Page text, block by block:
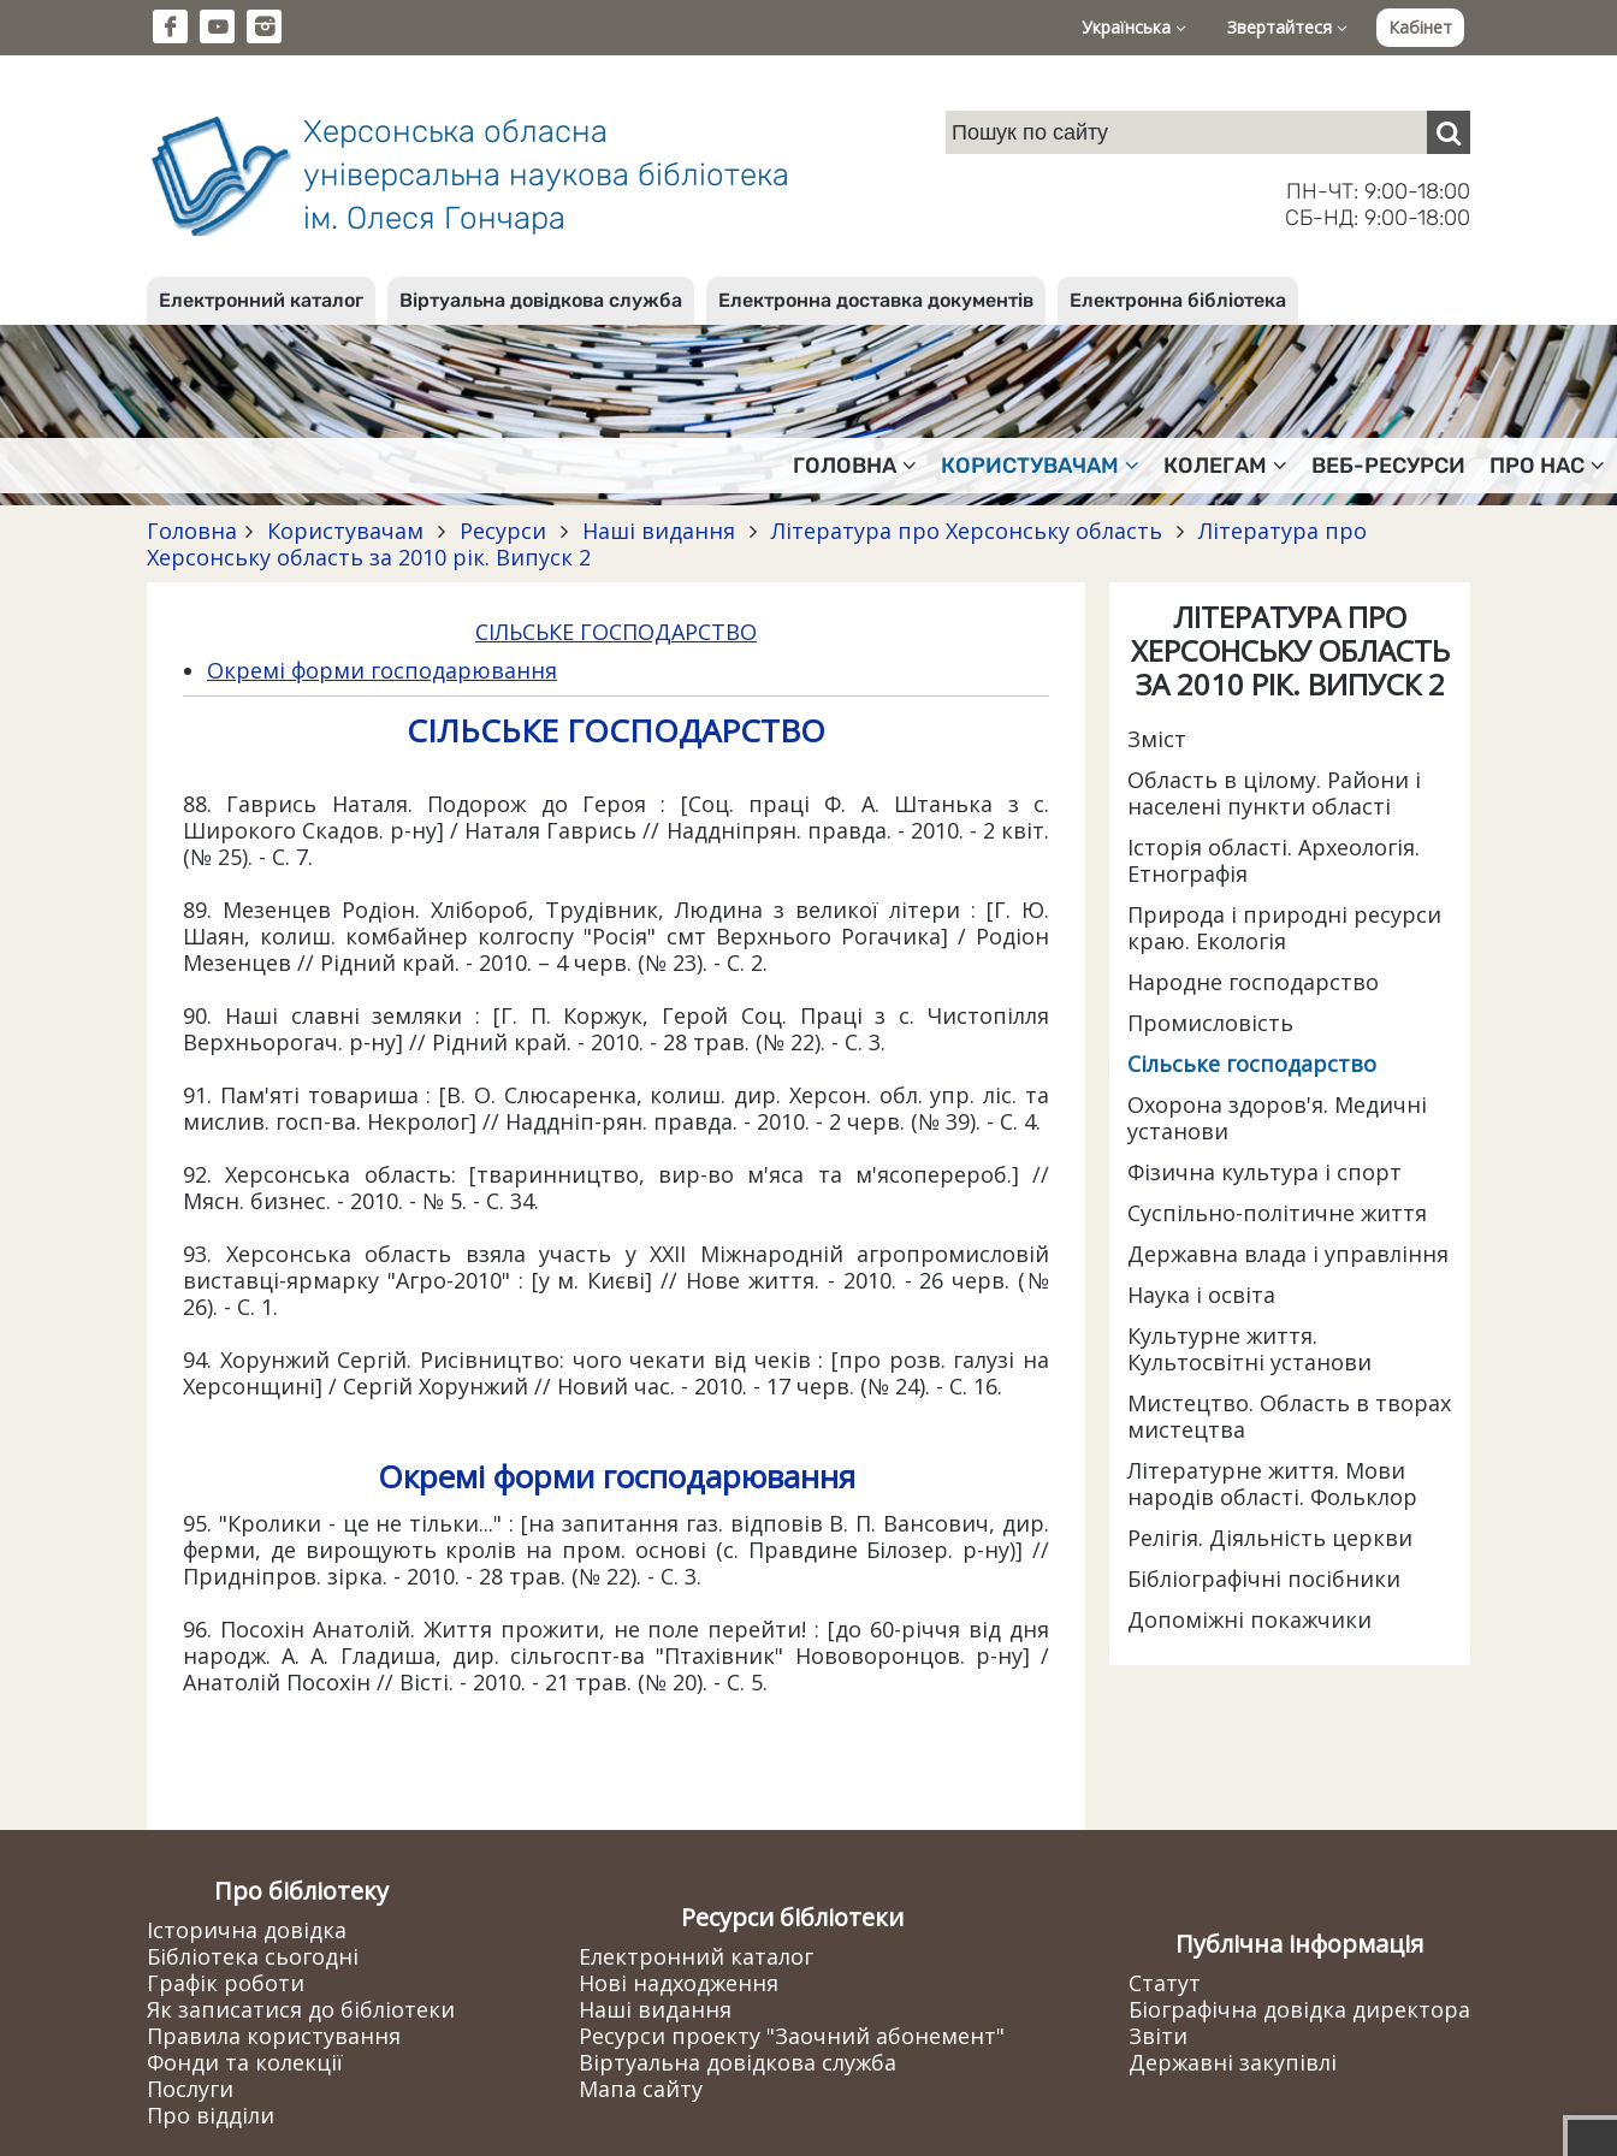
Українська Звертайтеся Кабінет
Херсонська обласна
універсальна наукова бібліотека
ім. Олеся Гончара
ПН-ЧТ: 9:00-18:00
СБ-НД: 9:00-18:00
Електронний каталог Віртуальна довідкова служба Електронна доставка документів Електронна бібліотека
ГОЛОВНА КОРИСТУВАЧАМ КОЛЕГАМ ВЕБ-РЕСУРСИ ПРО НАС
Головна Користувачам Ресурси Наші видання Література про Херсонську область
Література про
Херсонську область за 2010 рік. Випуск 2
СІЛЬСЬКЕ ГОСПОДАРСТВО
Окремі форми господарювання
СІЛЬСЬКЕ ГОСПОДАРСТВО
88. Гаврись Наталя. Подорож до Героя : [Соц. праці Ф. А. Штанька з с.
Широкого Скадов. р-ну] / Наталя Гаврись // Наддніпрян. правда. - 2010. - 2 квіт.
(№ 25). - С. 7.
89. Мезенцев Родіон. Хлібороб, Трудівник, Людина з великої літери : [Г. Ю.
Шаян, колиш. комбайнер колгоспу "Росія" смт Верхнього Рогачика] / Родіон
Мезенцев // Рідний край. - 2010. – 4 черв. (№ 23). - С. 2.
90. Наші славні земляки : [Г. П. Коржук, Герой Соц. Праці з с. Чистопілля
Верхньорогач. р-ну] // Рідний край. - 2010. - 28 трав. (№ 22). - С. 3.
91. Пам'яті товариша : [В. О. Слюсаренка, колиш. дир. Херсон. обл. упр. ліс. та
мислив. госп-ва. Некролог] // Наддніп-рян. правда. - 2010. - 2 черв. (№ 39). - С. 4.
92. Херсонська область: [тваринництво, вир-во м'яса та м'ясоперероб.] //
Мясн. бизнес. - 2010. - № 5. - С. 34.
93. Херсонська область взяла участь у XXII Міжнародній агропромисловій
виставці-ярмарку "Агро-2010" : [у м. Києві] // Нове життя. - 2010. - 26 черв. (№
26). - С. 1.
94. Хорунжий Сергій. Рисівництво: чого чекати від чеків : [про розв. галузі на
Херсонщині] / Сергій Хорунжий // Новий час. - 2010. - 17 черв. (№ 24). - С. 16.
Окремі форми господарювання
95. "Кролики - це не тільки..." : [на запитання газ. відповів В. П. Вансович, дир.
ферми, де вирощують кролів на пром. основі (с. Правдине Білозер. р-ну)] //
Придніпров. зірка. - 2010. - 28 трав. (№ 22). - С. 3.
96. Посохін Анатолій. Життя прожити, не поле перейти! : [до 60-річчя від дня
народж. А. А. Гладиша, дир. сільгоспт-ва "Птахівник" Нововоронцов. р-ну] /
Анатолій Посохін // Вісті. - 2010. - 21 трав. (№ 20). - С. 5.
ЛІТЕРАТУРА ПРО
ХЕРСОНСЬКУ ОБЛАСТЬ
ЗА 2010 РІК. ВИПУСК 2
Зміст
Область в цілому. Райони і
населені пункти області
Історія області. Археологія.
Етнографія
Природа і природні ресурси
краю. Екологія
Народне господарство
Промисловість
Сільське господарство
Охорона здоров'я. Медичні
установи
Фізична культура і спорт
Суспільно-політичне життя
Державна влада і управління
Наука і освіта
Культурне життя.
Культосвітні установи
Мистецтво. Область в творах
мистецтва
Літературне життя. Мови
народів області. Фольклор
Релігія. Діяльність церкви
Бібліографічні посібники
Допоміжні покажчики
Про бібліотеку
Історична довідка
Бібліотека сьогодні
Графік роботи
Як записатися до бібліотеки
Правила користування
Фонди та колекції
Послуги
Про відділи
Ресурси бібліотеки
Електронний каталог
Нові надходження
Наші видання
Ресурси проекту "Заочний абонемент"
Віртуальна довідкова служба
Мапа сайту
Публічна інформація
Статут
Біографічна довідка директора
Звіти
Державні закупівлі